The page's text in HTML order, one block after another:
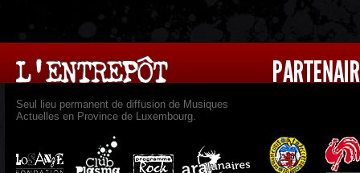
Seul lieu permanent de diffusion de Musiques
Actuelles en Province de Luxembourg.